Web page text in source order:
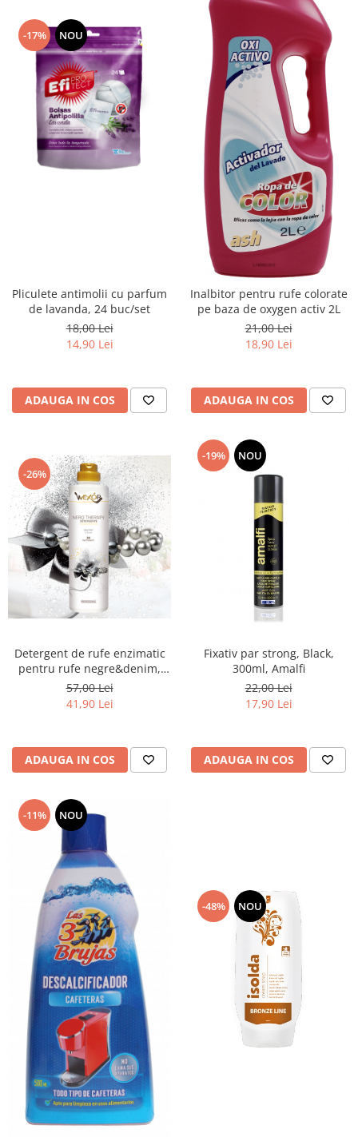
-17% NOU
Pliculete antimolii cu parfum
de lavanda, 24 buc/set
18,00 Lei
14,90 Lei
ADAUGA IN COS
Inalbitor pentru rufe colorate
pe baza de oxygen activ 2L
21,00 Lei
18,90 Lei
ADAUGA IN COS
-26%
Detergent de rufe enzimatic
pentru rufe negre&denim,
Nero Therapy, 750ml
57,00 Lei
41,90 Lei
ADAUGA IN COS
-19% NOU
Fixativ par strong, Black,
300ml, Amalfi
22,00 Lei
17,90 Lei
ADAUGA IN COS
-11% NOU
-48% NOU